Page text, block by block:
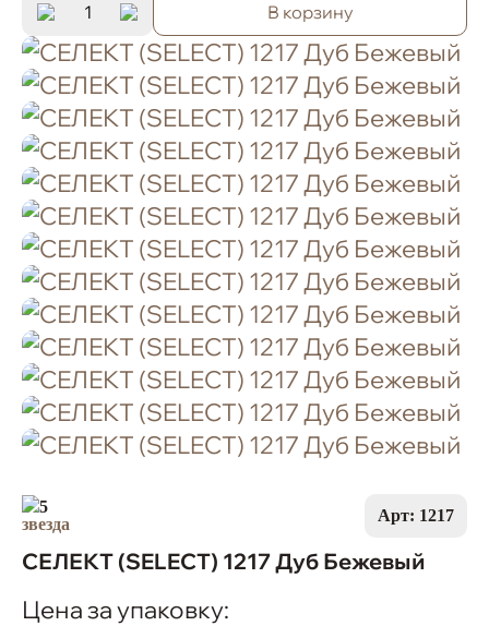
В корзину
5 Арт: 1217
СЕЛЕКТ (SELECT) 1217 Дуб Бежевый
Цена за упаковку: